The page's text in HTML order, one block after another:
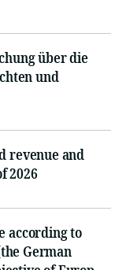
über die
und
revenue and
2026
according to
German